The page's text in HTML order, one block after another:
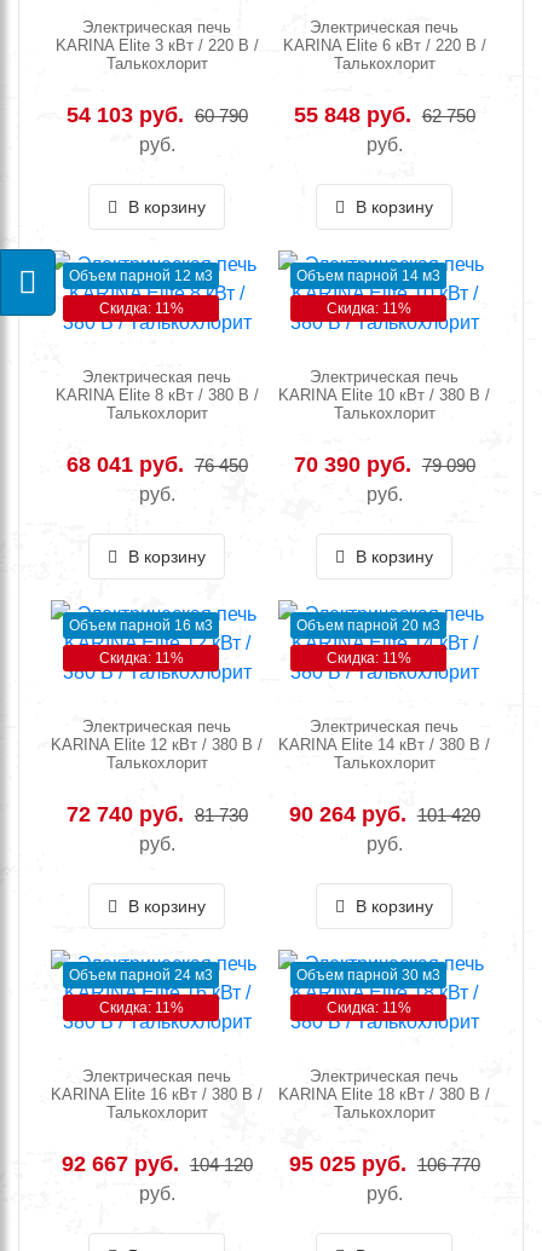
Электрическая печь
KARINA Elite 3 кВт / 220 В /
Талькохлорит
54 103 руб. 60 790
руб.
В корзину
Электрическая печь
KARINA Elite 6 кВт / 220 В /
Талькохлорит
55 848 руб. 62 750
руб.
В корзину
Объем парной 12 м3
Скидка: 11%
Электрическая печь
KARINA Elite 8 кВт / 380 В /
Талькохлорит
68 041 руб. 76 450
руб.
В корзину
Объем парной 14 м3
Скидка: 11%
Электрическая печь
KARINA Elite 10 кВт / 380 В /
Талькохлорит
70 390 руб. 79 090
руб.
В корзину
Объем парной 16 м3
Скидка: 11%
Электрическая печь
KARINA Elite 12 кВт / 380 В /
Талькохлорит
72 740 руб. 81 730
руб.
В корзину
Объем парной 20 м3
Скидка: 11%
Электрическая печь
KARINA Elite 14 кВт / 380 В /
Талькохлорит
90 264 руб. 101 420
руб.
В корзину
Объем парной 24 м3
Скидка: 11%
Электрическая печь
KARINA Elite 16 кВт / 380 В /
Талькохлорит
92 667 руб. 104 120
руб.
Объем парной 30 м3
Скидка: 11%
Электрическая печь
KARINA Elite 18 кВт / 380 В /
Талькохлорит
95 025 руб. 106 770
руб.